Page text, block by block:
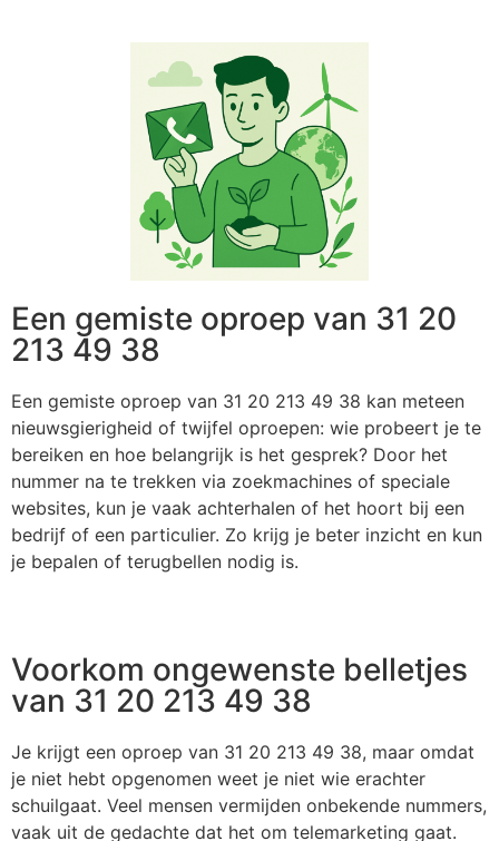
Een gemiste oproep van 31 20
213 49 38
Een gemiste oproep van 31 20 213 49 38 kan meteen
nieuwsgierigheid of twijfel oproepen: wie probeert je te
bereiken en hoe belangrijk is het gesprek? Door het
nummer na te trekken via zoekmachines of speciale
websites, kun je vaak achterhalen of het hoort bij een
bedrijf of een particulier. Zo krijg je beter inzicht en kun
je bepalen of terugbellen nodig is.
Voorkom ongewenste belletjes
van 31 20 213 49 38
Je krijgt een oproep van 31 20 213 49 38, maar omdat
je niet hebt opgenomen weet je niet wie erachter
schuilgaat. Veel mensen vermijden onbekende nummers,
vaak uit de gedachte dat het om telemarketing gaat.